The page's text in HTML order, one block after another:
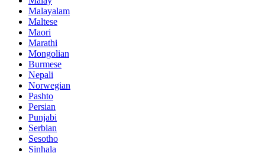
Malayalam
Maltese
Maori
Marathi
Mongolian
Burmese
Nepali
Norwegian
Pashto
Persian
Punjabi
Serbian
Sesotho
Sinhala